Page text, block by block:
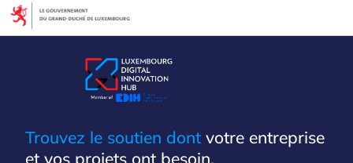
Trouvez le soutien dont votre entreprise
et vos projets ont besoin.